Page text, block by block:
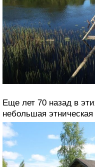
Еще лет 70 назад в
небольшая этническая